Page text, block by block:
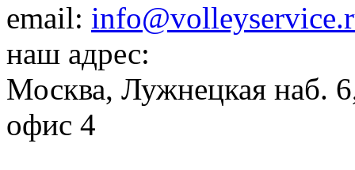
email:
наш адрес:
Москва, Лужнецкая наб.
офис 4